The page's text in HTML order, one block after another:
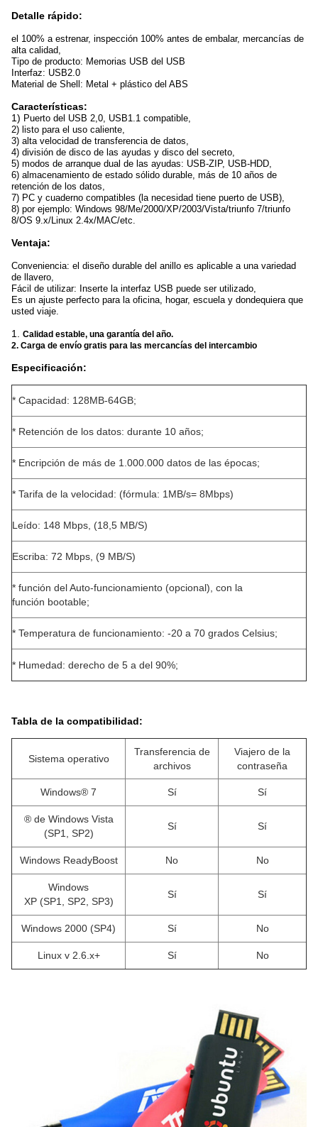
Detalle rápido:
el 100% a estrenar, inspección 100% antes de embalar, mercancías de
alta calidad,
Tipo de producto: Memorias USB del USB
Interfaz: USB2.0
Material de Shell: Metal + plástico del ABS
Características:
1) Puerto del USB 2,0, USB1.1 compatible,
2) listo para el uso caliente,
3) alta velocidad de transferencia de datos,
4) división de disco de las ayudas y disco del secreto,
5) modos de arranque dual de las ayudas: USB-ZIP, USB-HDD,
6) almacenamiento de estado sólido durable, más de 10 años de
retención de los datos,
7) PC y cuaderno compatibles (la necesidad tiene puerto de USB),
8) por ejemplo: Windows 98/Me/2000/XP/2003/Vista/triunfo 7/triunfo
8/OS 9.x/Linux 2.4x/MAC/etc.
Ventaja:
Conveniencia: el diseño durable del anillo es aplicable a una variedad
de llavero,
Fácil de utilizar: Inserte la interfaz USB puede ser utilizado,
Es un ajuste perfecto para la oficina, hogar, escuela y dondequiera que
usted viaje.
1. Calidad estable, una garantía del año.
2. Carga de envío gratis para las mercancías del intercambio
Especificación:
* Capacidad: 128MB-64GB;
* Retención de los datos: durante 10 años;
* Encripción de más de 1.000.000 datos de las épocas;
* Tarifa de la velocidad: (fórmula: 1MB/s= 8Mbps)
Leído: 148 Mbps, (18,5 MB/S)
Escriba: 72 Mbps, (9 MB/S)
* función del Auto-funcionamiento (opcional), con la
función bootable;
* Temperatura de funcionamiento: -20 a 70 grados Celsius;
* Humedad: derecho de 5 a del 90%;
Tabla de la compatibilidad:
Sistema operativo
Transferencia de
archivos
Viajero de la
contraseña
Windows® 7 Sí Sí
® de Windows Vista
(SP1, SP2)
Sí Sí
Windows ReadyBoost No No
Windows
XP (SP1, SP2, SP3)
Sí Sí
Windows 2000 (SP4) Sí No
Linux v 2.6.x+ Sí No